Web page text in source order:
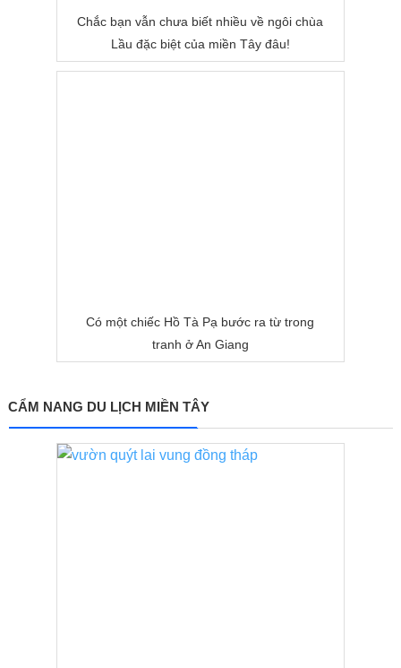
Chắc bạn vẫn chưa biết nhiều về ngôi chùa
Lầu đặc biệt của miền Tây đâu!
Có một chiếc Hồ Tà Pạ bước ra từ trong
tranh ở An Giang
CẨM NANG DU LỊCH MIỀN TÂY